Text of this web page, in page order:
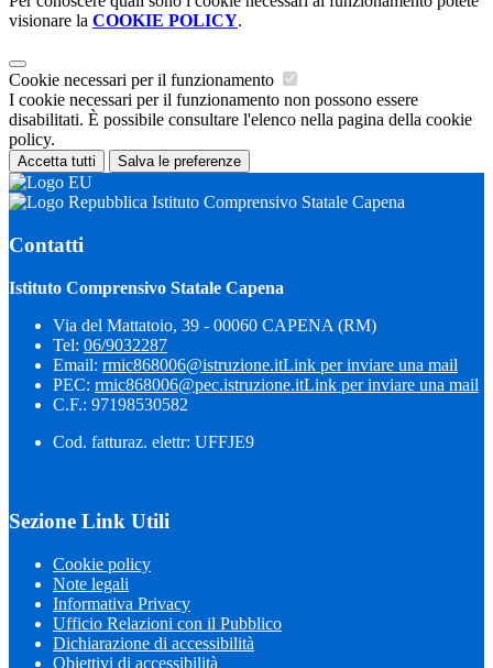
visionare la COOKIE POLICY.
Cookie necessari per il funzionamento
I cookie necessari per il funzionamento non possono essere
disabilitati. È possibile consultare l'elenco nella pagina della cookie
policy.
Accetta tutti Salva le preferenze
Istituto Comprensivo Statale Capena
Contatti
Istituto Comprensivo Statale Capena
Via del Mattatoio, 39 - 00060 CAPENA (RM)
Tel: 06/9032287
Email: rmic868006@istruzione.itLink per inviare una mail
PEC: rmic868006@pec.istruzione.itLink per inviare una mail
C.F.: 97198530582
Cod. fatturaz. elettr: UFFJE9
Sezione Link Utili
Cookie policy
Note legali
Informativa Privacy
Ufficio Relazioni con il Pubblico
Dichiarazione di accessibilità
Obiettivi di accessibilità